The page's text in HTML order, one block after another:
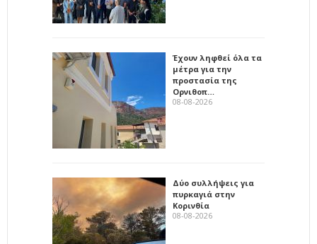
Έχουν ληφθεί όλα τα
μέτρα για την
προστασία της
Ορνιθοπ…
08-08-2026
Δύο συλλήψεις για
πυρκαγιά στην
Κορινθία
08-08-2026